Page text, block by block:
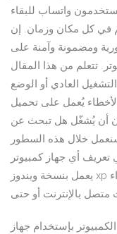
في أكثر من ١٨٠ بلدًا يستخدمون واتساب للبقاء
في كل مكان وزمان. إن
ومضمونة وآمنة على
تتعلم من هذا المقال
العادي أو الوضع
يُعمل على تحميل
أن يُشغّل هل تبحث عن
خلال هذه السطور
أي جهاز كمبيوتر
يعمل بنسخة ويندوز xp أو ويندوز 7 أو ويندوز 8 أو ويندوز 10 سواء
متصل بالإنترنت أو حتى
بإستخدام جهاز